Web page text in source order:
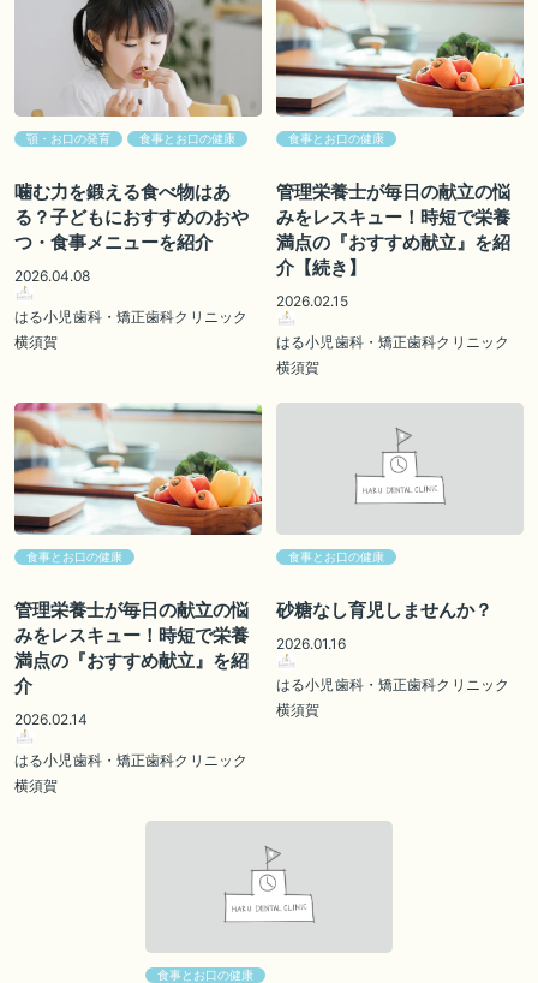
顎・お口の発育 食事とお口の健康
噛む力を鍛える食べ物はあ
る？子どもにおすすめのおや
つ・食事メニューを紹介
2026.04.08
はる小児歯科・矯正歯科クリニック
横須賀
食事とお口の健康
管理栄養士が毎日の献立の悩
みをレスキュー！時短で栄養
満点の『おすすめ献立』を紹
介【続き】
2026.02.15
はる小児歯科・矯正歯科クリニック
横須賀
食事とお口の健康
管理栄養士が毎日の献立の悩
みをレスキュー！時短で栄養
満点の『おすすめ献立』を紹
介
2026.02.14
はる小児歯科・矯正歯科クリニック
横須賀
食事とお口の健康
砂糖なし育児しませんか？
2026.01.16
はる小児歯科・矯正歯科クリニック
横須賀
食事とお口の健康